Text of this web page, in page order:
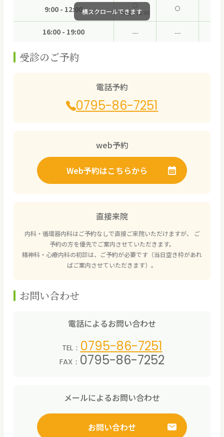
9:00 - 12:00 10:00-12:00
16:00 - 19:00
受診のご予約
電話予約
0795-86-7251
web予約
Web予約はこちらから
直接来院
内科・循環器内科はご予約なしで直接ご来院いただけますが、 ご
予約の方を優先でご案内させていただきます。
精神科・心療内科の初診は、ご予約が必要です（当日空き枠があれ
ばご案内させていただきます）。
お問い合わせ
電話によるお問い合わせ
TEL： 0795-86-7251
FAX： 0795-86-7252
メールによるお問い合わせ
お問い合わせ